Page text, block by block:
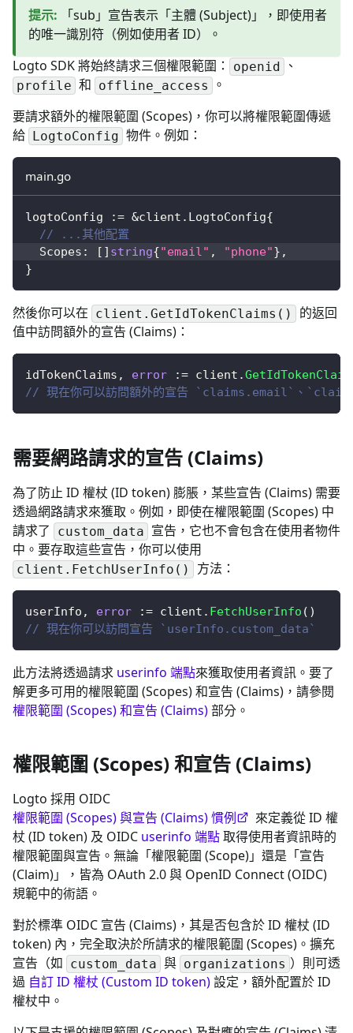
提示:
「sub」宣告表示「主體 (Subject)」，即使用者
的唯一識別符（例如使用者 ID）。
Logto SDK 將始終請求三個權限範圍：
openid 、
profile 和 offline_access
。
要請求額外的權限範圍 (Scopes)，你可以將權限範圍傳遞
給 LogtoConfig 物件。例如：
main.go
logtoConfig := &client . LogtoConfig{
// ...其他配置
  Scopes
: [ ] string{"email" , "phone"} ,
}
然後你可以在 client.GetIdTokenClaims()
的返回
值中訪問額外的宣告 (Claims)：
idTokenClaims , error := client .
// 現在你可以訪問額外的宣告 `claims.email`、
需要網路請求的宣告 (Claims)
為了防止 ID 權杖 (ID token) 膨脹，某些宣告 (Claims) 需要
透過網路請求來獲取。例如，即使在權限範圍 (Scopes) 中
請求了
custom_data 宣告，它也不會包含在使用者物件
中。要存取這些宣告， 你可以使用
client.FetchUserInfo() 方法 ：
userInfo , error := client . FetchUserInfo ( )
// 現在你可以訪問宣告 `userInfo.custom_data`
此方法將透過請求 userinfo 端點來獲取使用者資訊。要了
解更多可用的權限範圍 (Scopes) 和宣告 (Claims)，請參閱
權限範圍 (Scopes) 和宣告 (Claims)部分。
權限範圍 (Scopes) 和宣告 (Claims)
Logto 採用 OIDC
權限範圍 (Scopes) 與宣告 (Claims) 慣例
來定義從 ID 權
杖 (ID token) 及 OIDC userinfo 端點取得使用者資訊時的
權限範圍與宣告。無論「權限範圍 (Scope)」還是「宣告
(Claim)」，皆為 OAuth 2.0 與 OpenID Connect (OIDC)
規範中的術語。
對於標準 OIDC 宣告 (Claims)，其是否包含於 ID 權杖 (ID
token) 內，完全取決於所請求的權限範圍 (Scopes)。擴充
宣告（如 custom_data 與 organizations ）則可透
過 自訂 ID 權杖 (Custom ID token)設定，額外配置於 ID
權杖中。